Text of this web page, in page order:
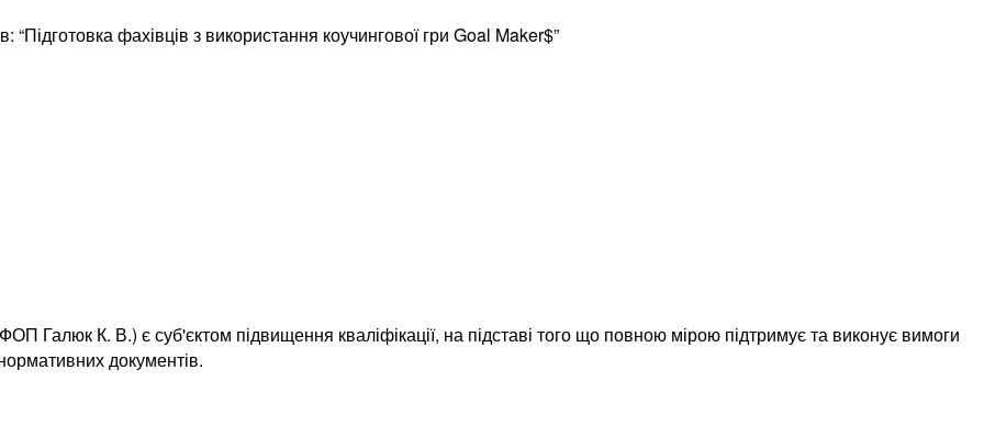
“Підготовка фахівців з використання коучингової гри Goal Maker$”
Галюк К. В.) є суб'єктом підвищення кваліфікації, на підставі того що повною мірою підтримує та виконує вимоги
документів.